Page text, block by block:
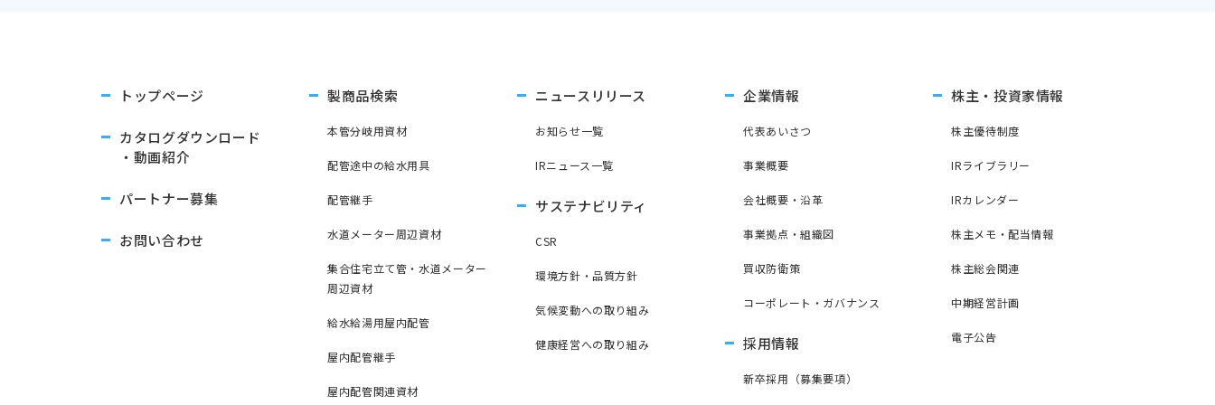
トップページ
カタログダウンロード
・動画紹介
パートナー募集
お問い合わせ
製商品検索
本管分岐用資材
配管途中の給水用具
配管継手
水道メーター周辺資材
集合住宅立て管・水道メーター
周辺資材
給水給湯用屋内配管
屋内配管継手
屋内配管関連資材
ニュースリリース
お知らせ一覧
IRニュース一覧
サステナビリティ
CSR
環境方針・品質方針
気候変動への取り組み
健康経営への取り組み
企業情報
代表あいさつ
事業概要
会社概要・沿革
事業拠点・組織図
買収防衛策
コーポレート・ガバナンス
採用情報
新卒採用（募集要項）
株主・投資家情報
株主優待制度
IRライブラリー
IRカレンダー
株主メモ・配当情報
株主総会関連
中期経営計画
電子公告